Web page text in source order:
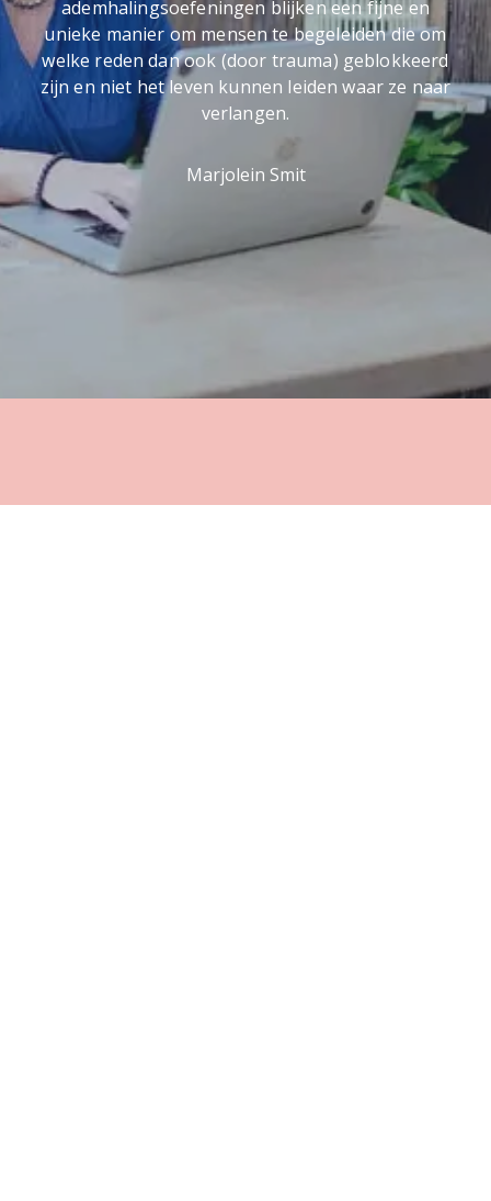
ademhalingsoefeningen blijken een fijne en
unieke manier om mensen te begeleiden die om
welke reden dan ook (door trauma) geblokkeerd
zijn en niet het leven kunnen leiden waar ze naar
verlangen.
Marjolein Smit